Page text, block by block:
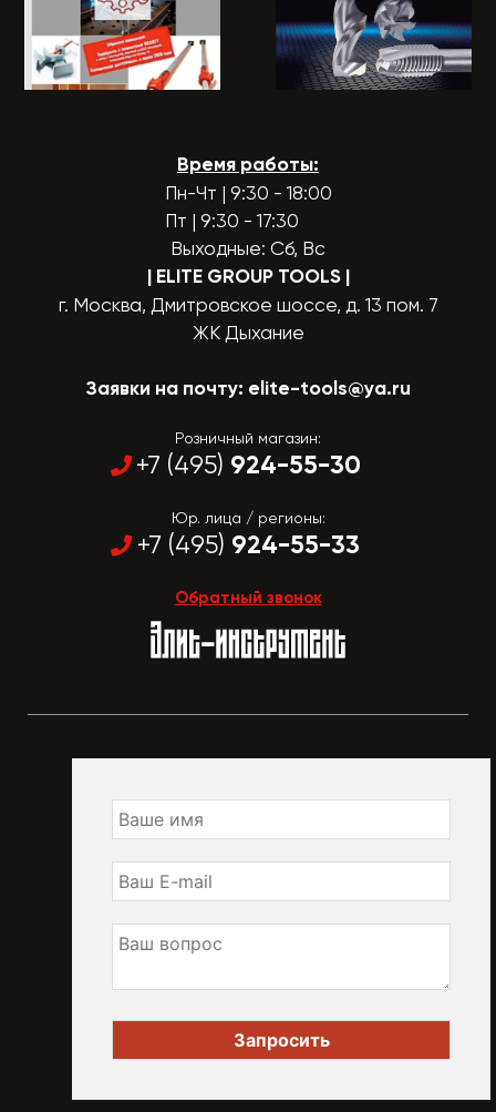
Время работы:
Пн-Чт | 9:30 - 18:00
Пт | 9:30 - 17:30
Выходные: Сб, Вс
| ELITE GROUP TOOLS |
г. Москва, Дмитровское шоссе, д. 13 пом. 7
ЖК Дыхание
Заявки на почту: elite-tools@ya.ru
Розничный магазин:
+7 (495) 924-55-30
Юр. лица / регионы:
+7 (495) 924-55-33
Обратный звонок